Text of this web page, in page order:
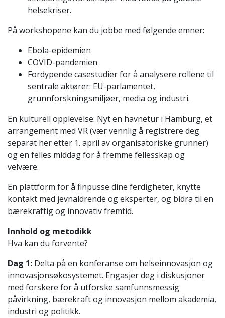
helsekriser.
På workshopene kan du jobbe med følgende emner:
Ebola-epidemien
COVID-pandemien
Fordypende casestudier for å analysere rollene til
sentrale aktører: EU-parlamentet,
grunnforskningsmiljøer, media og industri.
En kulturell opplevelse: Nyt en havnetur i Hamburg, et
arrangement med VR (vær vennlig å registrere deg
separat her etter 1. april av organisatoriske grunner)
og en felles middag for å fremme fellesskap og
velvære.
En plattform for å finpusse dine ferdigheter, knytte
kontakt med jevnaldrende og eksperter, og bidra til en
bærekraftig og innovativ fremtid.
Innhold og metodikk
Hva kan du forvente?
Dag 1: Delta på en konferanse om helseinnovasjon og
innovasjonsøkosystemet. Engasjer deg i diskusjoner
med forskere for å utforske samfunnsmessig
påvirkning, bærekraft og innovasjon mellom akademia,
industri og politikk.